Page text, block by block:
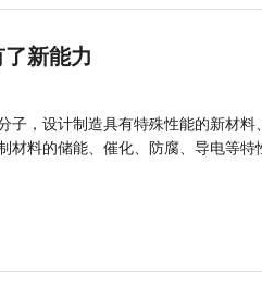
新能力
子，设计制造具有特殊性能的新材
材料的储能、催化、防腐、导电等特